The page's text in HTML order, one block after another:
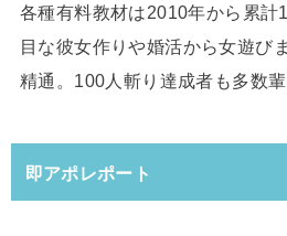
各種有料教材は2010年から累計
目な彼女作りや婚活から女遊び
精通。100人斬り達成者も多数輩
即アポレポート